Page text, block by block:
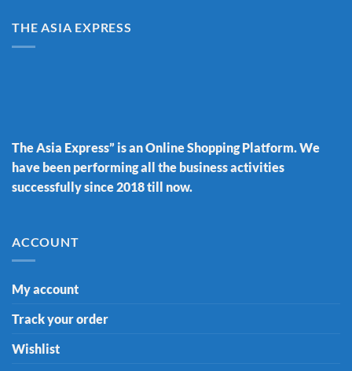
THE ASIA EXPRESS
The Asia Express” is an Online Shopping Platform. We
have been performing all the business activities
successfully since 2018 till now.
ACCOUNT
My account
Track your order
Wishlist